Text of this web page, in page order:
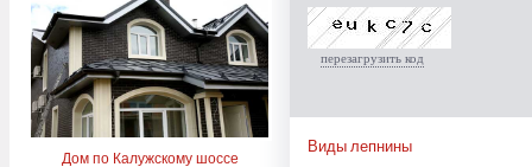
Дом по Калужскому шоссе
перезагрузить код
Виды лепнины